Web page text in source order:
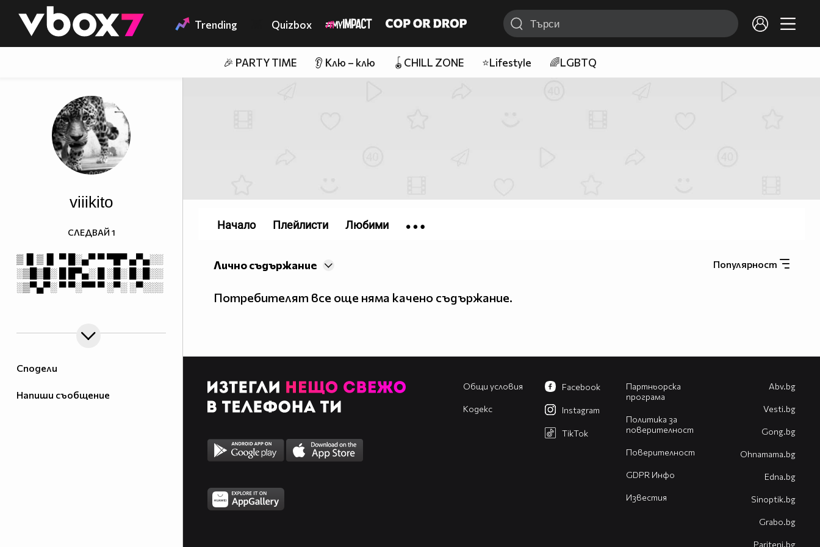
👾 Trending Quizbox
🎉 PARTY TIME 👂 Клю – клю 🪀CHILL ZONE ⭐Lifestyle 🌈LGBTQ
Сподели
Напиши съобщение
viiikito
▒▐▌▒▐▌ ▀ █░▄▀ ▀ ▀█▀ ▄▀▄░░
░▒█▒█░ █ █▀▄░ █ ░█░ █░█░░
░▒▀▄▀░ ▀ ▀░▀▀ ▀ ░▀░ ░▀░░░
СЛЕДВАЙ 1
Популярност
Лично съдържание
Потребителят все още няма качено съдържание.
Начало Плейлисти Любими
Общи условия
Кодекс
Партньорска
програма
Политика за
поверителност
Поверителност
GDPR Инфо
Известия
Facebook
Instagram
TikTok
Abv.bg
Vesti.bg
Gong.bg
Оhnamama.bg
Edna.bg
Sinoptik.bg
Grabo.bg
Pariteni.bg